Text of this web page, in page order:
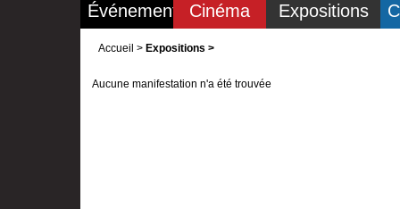
Événements Cinéma Expositions
Accueil > Expositions >
Aucune manifestation n'a été trouvée